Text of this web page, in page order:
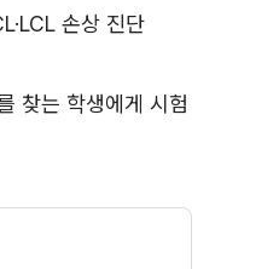
손상 진단
찾는 학생에게 시험